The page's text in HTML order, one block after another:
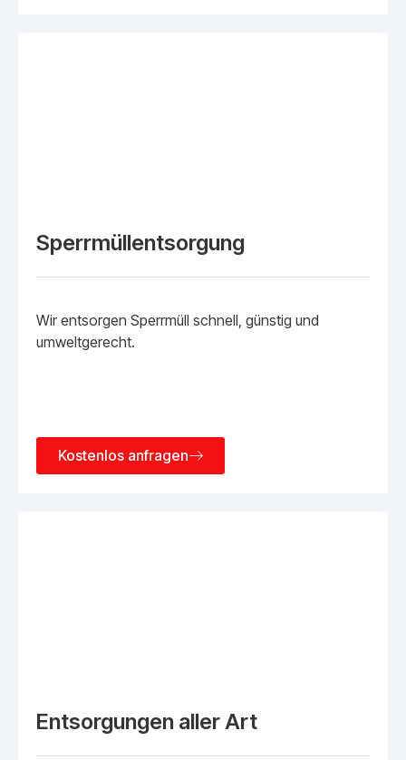
Sperrmüllentsorgung
Wir entsorgen Sperrmüll schnell, günstig und
umweltgerecht.
Kostenlos anfragen
Entsorgungen aller Art